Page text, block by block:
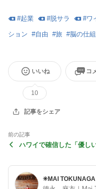
#起業 #脱サラ #ワ
ション #自由 #旅 #脳の仕
いいね
10
コ
記事をシェア
前の記事
ハワイで確信した「優し